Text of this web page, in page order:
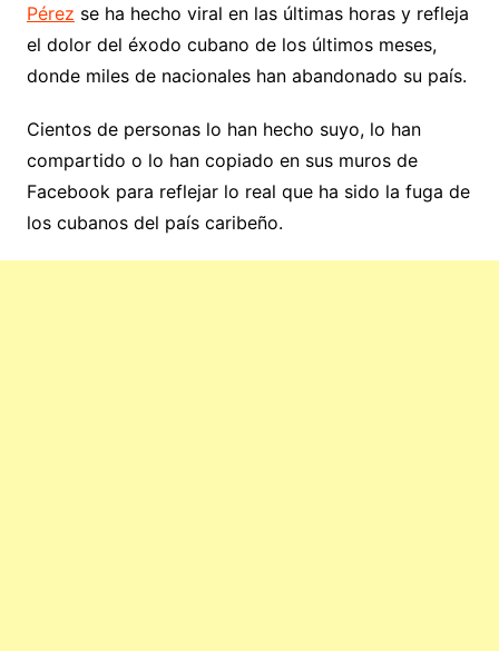
Pérez se ha hecho viral en las últimas horas y refleja
el dolor del éxodo cubano de los últimos meses,
donde miles de nacionales han abandonado su país.
Cientos de personas lo han hecho suyo, lo han
compartido o lo han copiado en sus muros de
Facebook para reflejar lo real que ha sido la fuga de
los cubanos del país caribeño.